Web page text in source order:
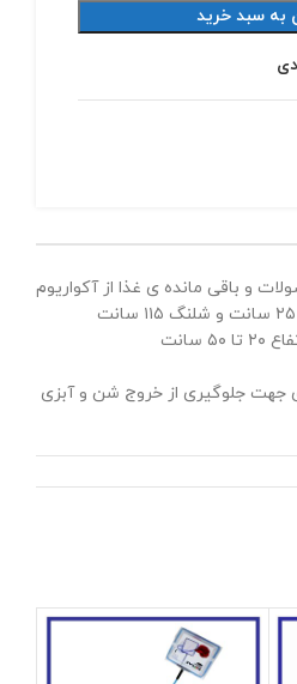
به سبد خرید
و باقی مانده ی غذا از آکواریوم
جهت جلوگیری از خروج شن و آبزی